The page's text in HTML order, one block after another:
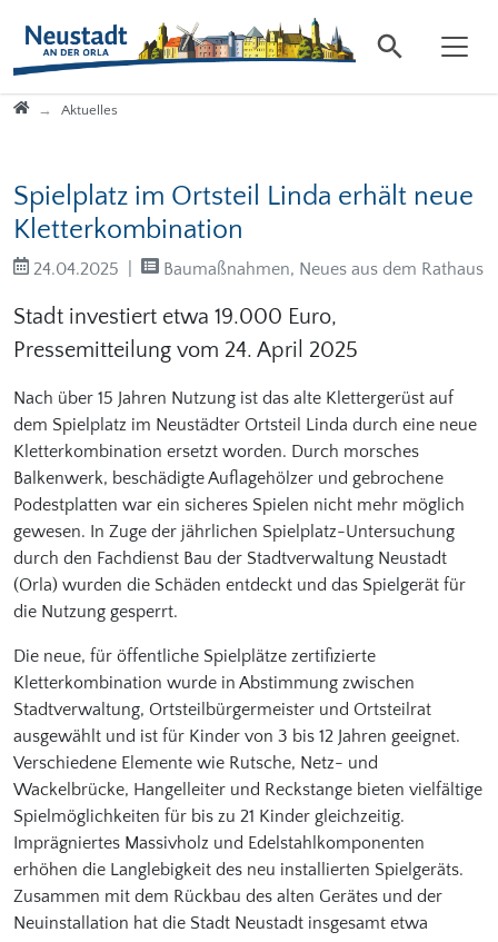
StartseiteAktuelles
Spielplatz im Ortsteil Linda erhält neue
Kletterkombination
24.04.2025 Baumaßnahmen, Neues aus dem Rathaus
Stadt investiert etwa 19.000 Euro,
Pressemitteilung vom 24. April 2025
Nach über 15 Jahren Nutzung ist das alte Klettergerüst auf
dem Spielplatz im Neustädter Ortsteil Linda durch eine neue
Kletterkombination ersetzt worden. Durch morsches
Balkenwerk, beschädigte Auflagehölzer und gebrochene
Podestplatten war ein sicheres Spielen nicht mehr möglich
gewesen. In Zuge der jährlichen Spielplatz-Untersuchung
durch den Fachdienst Bau der Stadtverwaltung Neustadt
(Orla) wurden die Schäden entdeckt und das Spielgerät für
die Nutzung gesperrt.
Die neue, für öffentliche Spielplätze zertifizierte
Kletterkombination wurde in Abstimmung zwischen
Stadtverwaltung, Ortsteilbürgermeister und Ortsteilrat
ausgewählt und ist für Kinder von 3 bis 12 Jahren geeignet.
Verschiedene Elemente wie Rutsche, Netz- und
Wackelbrücke, Hangelleiter und Reckstange bieten vielfältige
Spielmöglichkeiten für bis zu 21 Kinder gleichzeitig.
Imprägniertes Massivholz und Edelstahlkomponenten
erhöhen die Langlebigkeit des neu installierten Spielgeräts.
Zusammen mit dem Rückbau des alten Gerätes und der
Neuinstallation hat die Stadt Neustadt insgesamt etwa